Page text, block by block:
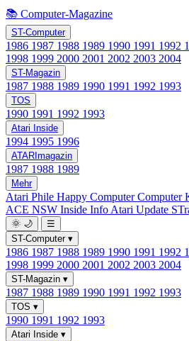
📚 Computer-Magazine
ST-Computer
1986 1987 1988 1989 1990 1991 1992
1998 1999 2000 2001 2002 2003 2004
ST-Magazin
1987 1988 1989 1990 1991 1992 1993
TOS
1990 1991 1992 1993
Atari Inside
1994 1995 1996
ATARImagazin
1987 1988 1989
Mehr
Atari Phile Happy ComputerComputer
ACE NSW Inside Info Atari Update
🌞 🌙
☰
ST-Computer ▾
1986 1987 1988 1989 1990 1991 1992
1998 1999 2000 2001 2002 2003 2004
ST-Magazin ▾
1987 1988 1989 1990 1991 1992 1993
TOS ▾
1990 1991 1992 1993
Atari Inside ▾